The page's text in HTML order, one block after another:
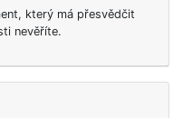
který má přesvědčit
nevěříte.